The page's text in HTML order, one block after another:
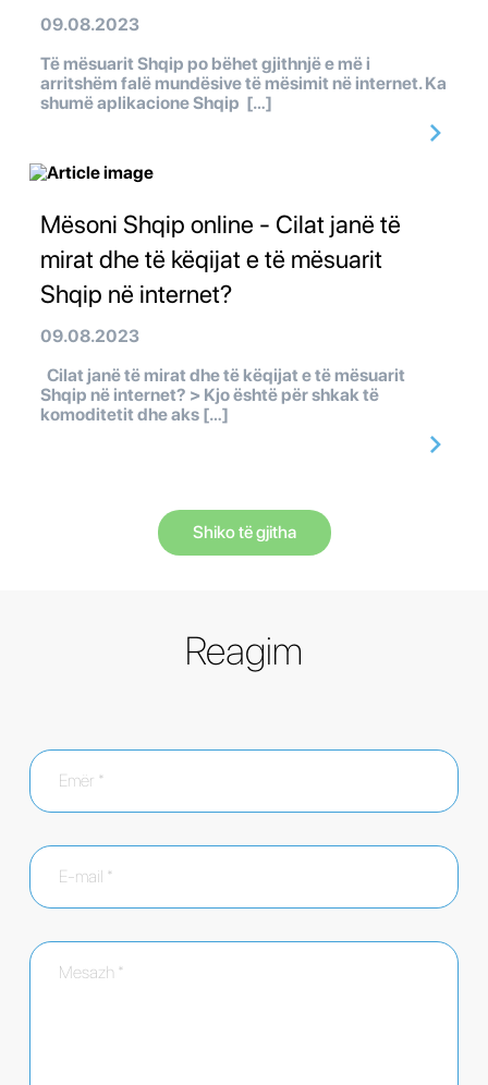
09.08.2023
Të mësuarit Shqip po bëhet gjithnjë e më i
arritshëm falë mundësive të mësimit në internet. Ka
shumë aplikacione Shqip […]
Mësoni Shqip online - Cilat janë të
mirat dhe të këqijat e të mësuarit
Shqip në internet?
09.08.2023
Cilat janë të mirat dhe të këqijat e të mësuarit
Shqip në internet? > Kjo është për shkak të
komoditetit dhe aks […]
Shiko të gjitha
Reagim